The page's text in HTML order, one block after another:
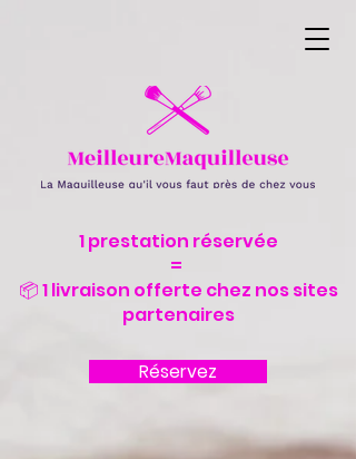
1 prestation réservée
=
📦 1 livraison offerte chez nos sites
partenaires
Réservez